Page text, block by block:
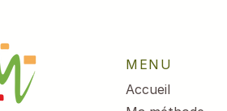
MENU
Accueil